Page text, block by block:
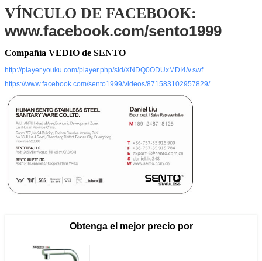
Embalaje
El embalar estándar del cartón
de la exportación (el otro
requisito que embala aceptar
por requerimiento adicional)
VÍNCULO DE FACEBOOK:
www.facebook.com/sento1999
Compañía VEDIO de SENTO
http://player.youku.com/player.php/sid/XNDQ0ODUxMDI4/v.swf
https://www.facebook.com/sento1999/videos/871583102957829/
Obtenga el mejor precio por